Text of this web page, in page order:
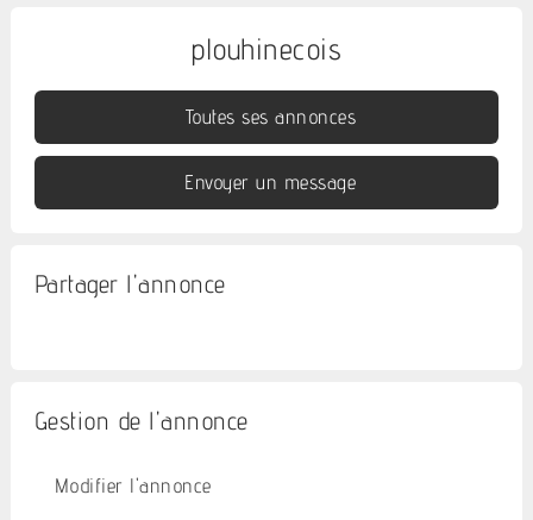
plouhinecois
Toutes ses annonces
Envoyer un message
Partager l'annonce
Gestion de l'annonce
Modifier l'annonce